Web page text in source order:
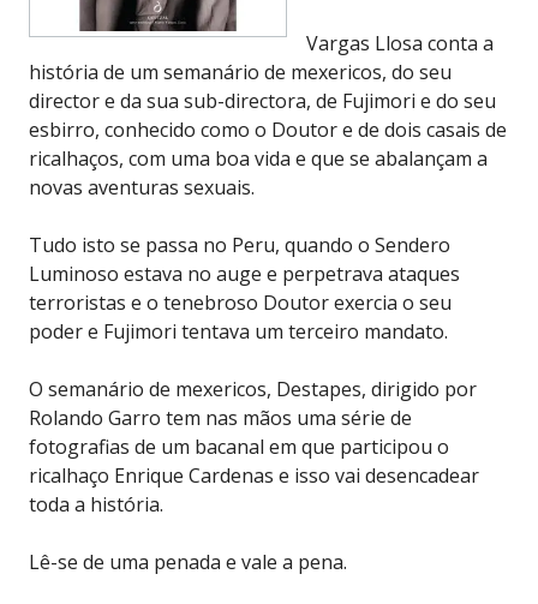
Vargas Llosa conta a
história de um semanário de mexericos, do seu
director e da sua sub-directora, de Fujimori e do seu
esbirro, conhecido como o Doutor e de dois casais de
ricalhaços, com uma boa vida e que se abalançam a
novas aventuras sexuais.
Tudo isto se passa no Peru, quando o Sendero
Luminoso estava no auge e perpetrava ataques
terroristas e o tenebroso Doutor exercia o seu
poder e Fujimori tentava um terceiro mandato.
O semanário de mexericos, Destapes, dirigido por
Rolando Garro tem nas mãos uma série de
fotografias de um bacanal em que participou o
ricalhaço Enrique Cardenas e isso vai desencadear
toda a história.
Lê-se de uma penada e vale a pena.